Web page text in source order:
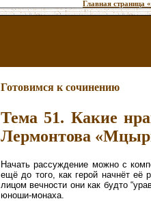
Главная страница
Готовимся к сочинению
Тема 51. Какие
Лермонтова
Начать рассуждение можно с
ещё до того, как герой начнёт
лицом вечности они как будто
юноши-монаха.